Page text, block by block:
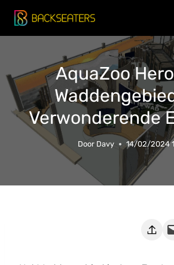
Doorgaan
naar
AquaZoo
Verwonderende
Door Davy 14/02/2024
Deze pagina e-mailen